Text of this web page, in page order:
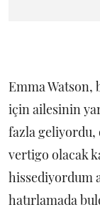
Emma Watson,
için ailesinin
fazla geliyordu,
vertigo olacak
hissediyordum
hatırlamada